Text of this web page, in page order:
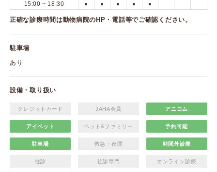
15:00 ~ 18:30 ● ● ● ● ●
正確な診療時間は動物病院のHP・電話等でご確認ください。
駐車場
あり
設備・取り扱い
クレジットカード JAHA会員 アニコム
アイペット ペット&ファミリー 予約可能
駐車場 救急・夜間 時間外診療
往診 往診専門 オンライン診療